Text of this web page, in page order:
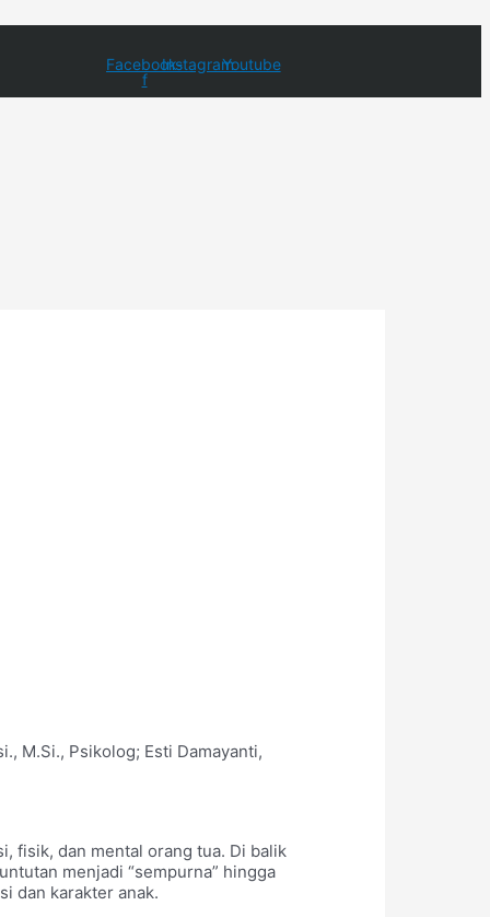
Facebook-
f
InstagramYoutube
M.Si., Psikolog; Esti Damayanti,
fisik, dan mental orang tua. Di balik
menjadi “sempurna” hingga
dan karakter anak.